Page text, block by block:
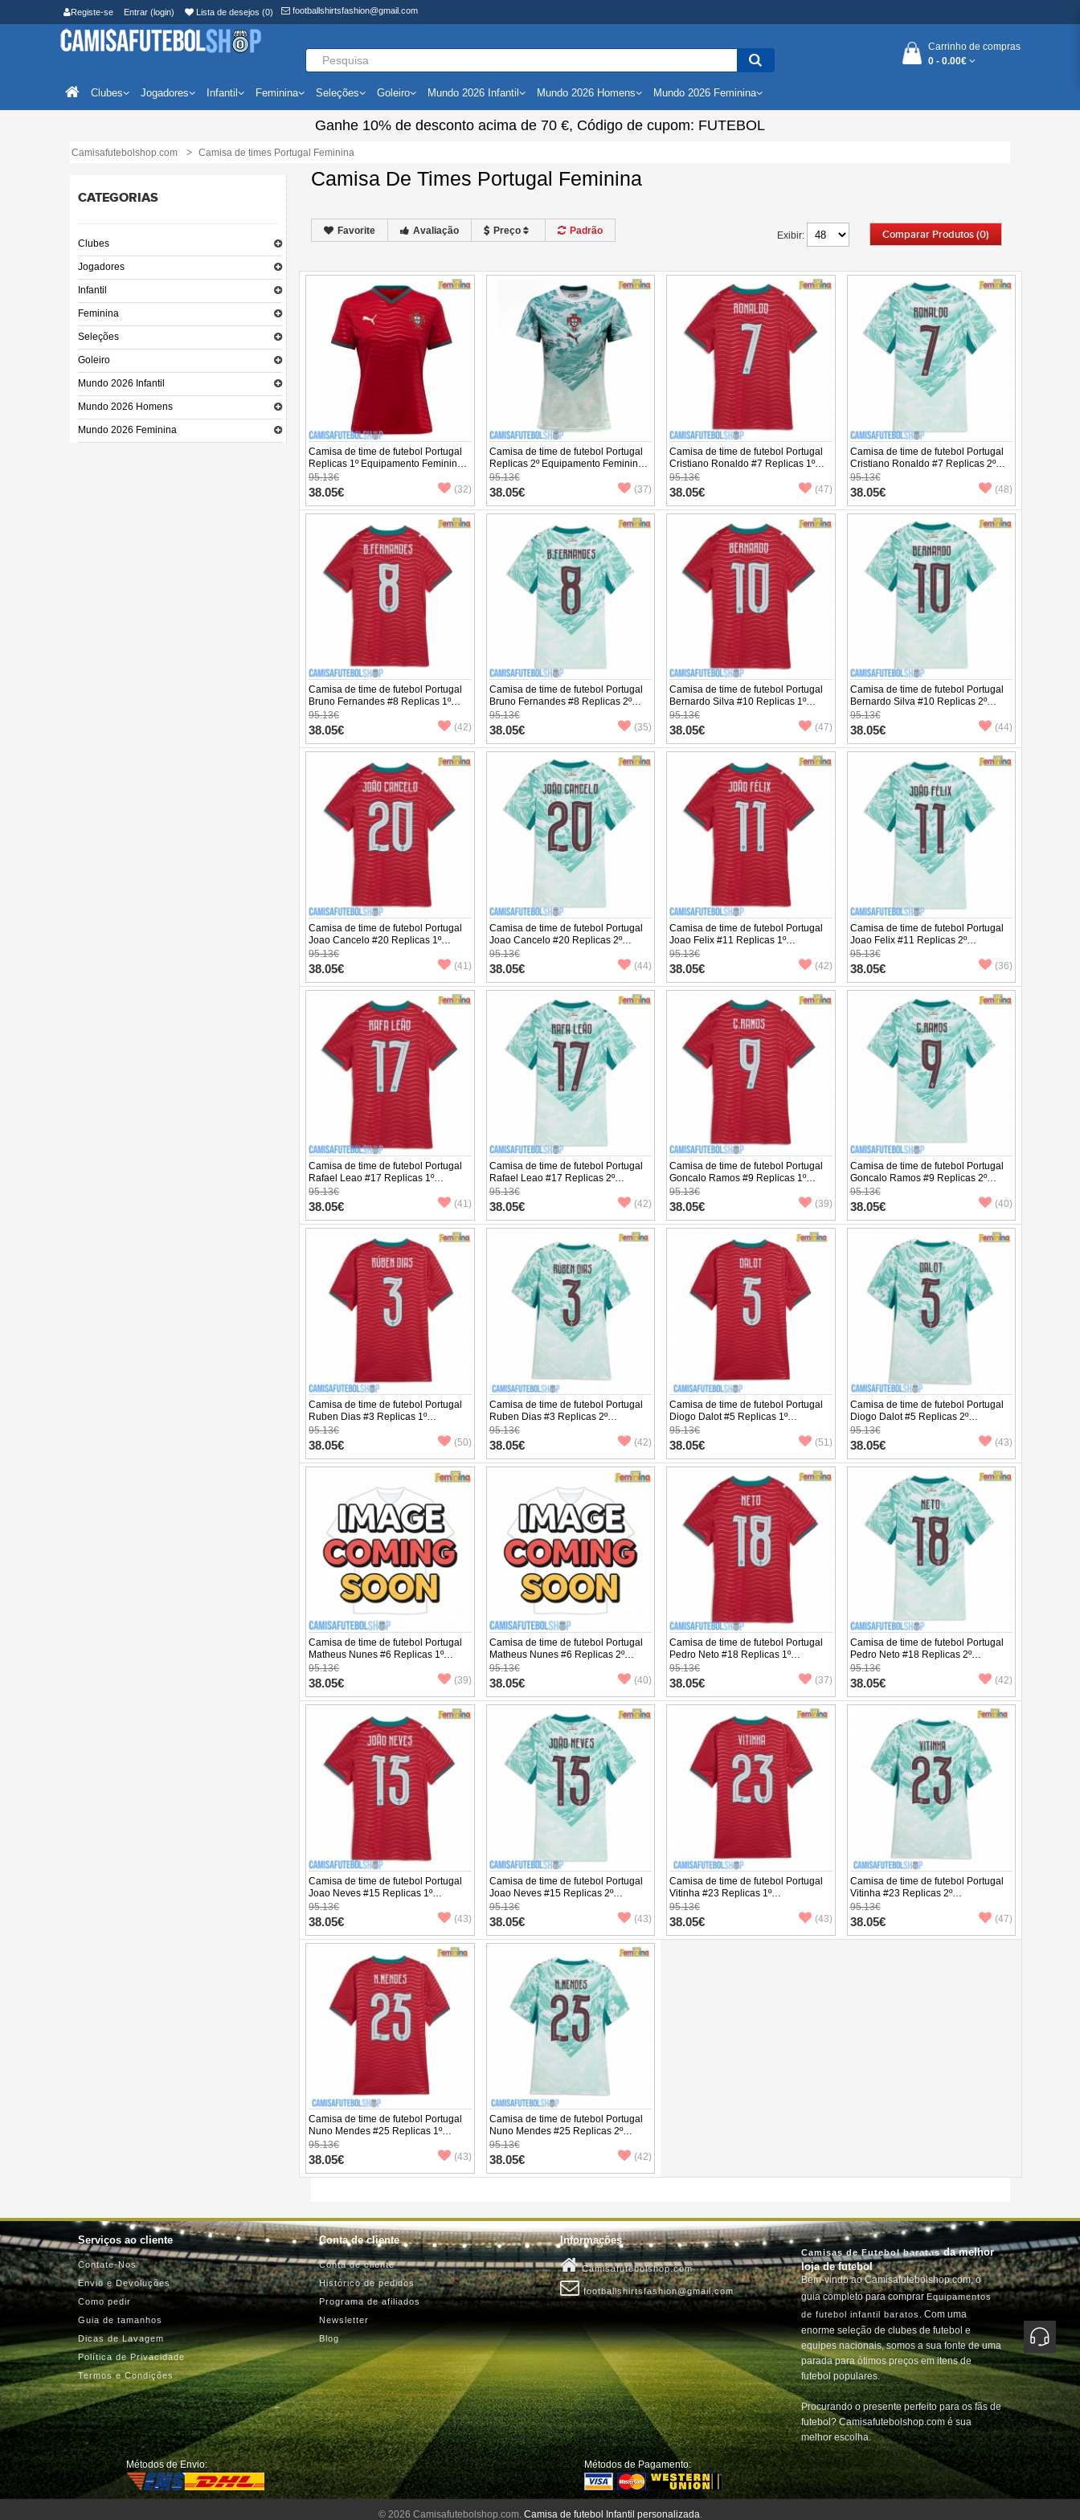
Registe-se Entrar (login) Lista de desejos (0) footballshirtsfashion@gmail.com
Carrinho de compras
0 - 0.00€
Clubes Jogadores Infantil Feminina Seleções Goleiro Mundo 2026 Infantil Mundo 2026 Homens Mundo 2026 Feminina
Ganhe 10% de desconto acima de 70 €, Código de cupom: FUTEBOL
Camisafutebolshop.com Camisa de times Portugal Feminina
CATEGORIAS
Clubes
Jogadores
Infantil
Feminina
Seleções
Goleiro
Mundo 2026 Infantil
Mundo 2026 Homens
Mundo 2026 Feminina
Camisa De Times Portugal Feminina
Comparar Produtos (0)
Exibir:
Favorite Avaliação Preço Padrão
Camisa de time de futebol Portugal
Replicas 1º Equipamento Feminina
Mundo 2026 Manga Curta
95.13€
38.05€ (32)
Camisa de time de futebol Portugal
Replicas 2º Equipamento Feminina
Mundo 2026 Manga Curta
95.13€
38.05€ (37)
Camisa de time de futebol Portugal
Cristiano Ronaldo #7 Replicas 1º
Equipamento Feminina Mundo 2026
Manga Curta
95.13€
38.05€ (47)
Camisa de time de futebol Portugal
Cristiano Ronaldo #7 Replicas 2º
Equipamento Feminina Mundo 2026
Manga Curta
95.13€
38.05€ (48)
Camisa de time de futebol Portugal
Bruno Fernandes #8 Replicas 1º
Equipamento Feminina Mundo 2026
Manga Curta
95.13€
38.05€ (42)
Camisa de time de futebol Portugal
Bruno Fernandes #8 Replicas 2º
Equipamento Feminina Mundo 2026
Manga Curta
95.13€
38.05€ (35)
Camisa de time de futebol Portugal
Bernardo Silva #10 Replicas 1º
Equipamento Feminina Mundo 2026
Manga Curta
95.13€
38.05€ (47)
Camisa de time de futebol Portugal
Bernardo Silva #10 Replicas 2º
Equipamento Feminina Mundo 2026
Manga Curta
95.13€
38.05€ (44)
Camisa de time de futebol Portugal
Joao Cancelo #20 Replicas 1º
Equipamento Feminina Mundo 2026
Manga Curta
95.13€
38.05€ (41)
Camisa de time de futebol Portugal
Joao Cancelo #20 Replicas 2º
Equipamento Feminina Mundo 2026
Manga Curta
95.13€
38.05€ (44)
Camisa de time de futebol Portugal
Joao Felix #11 Replicas 1º
Equipamento Feminina Mundo 2026
Manga Curta
95.13€
38.05€ (42)
Camisa de time de futebol Portugal
Joao Felix #11 Replicas 2º
Equipamento Feminina Mundo 2026
Manga Curta
95.13€
38.05€ (36)
Camisa de time de futebol Portugal
Rafael Leao #17 Replicas 1º
Equipamento Feminina Mundo 2026
Manga Curta
95.13€
38.05€ (41)
Camisa de time de futebol Portugal
Rafael Leao #17 Replicas 2º
Equipamento Feminina Mundo 2026
Manga Curta
95.13€
38.05€ (42)
Camisa de time de futebol Portugal
Goncalo Ramos #9 Replicas 1º
Equipamento Feminina Mundo 2026
Manga Curta
95.13€
38.05€ (39)
Camisa de time de futebol Portugal
Goncalo Ramos #9 Replicas 2º
Equipamento Feminina Mundo 2026
Manga Curta
95.13€
38.05€ (40)
Camisa de time de futebol Portugal
Ruben Dias #3 Replicas 1º
Equipamento Feminina Mundo 2026
Manga Curta
95.13€
38.05€ (50)
Camisa de time de futebol Portugal
Ruben Dias #3 Replicas 2º
Equipamento Feminina Mundo 2026
Manga Curta
95.13€
38.05€ (42)
Camisa de time de futebol Portugal
Diogo Dalot #5 Replicas 1º
Equipamento Feminina Mundo 2026
Manga Curta
95.13€
38.05€ (51)
Camisa de time de futebol Portugal
Diogo Dalot #5 Replicas 2º
Equipamento Feminina Mundo 2026
Manga Curta
95.13€
38.05€ (43)
Camisa de time de futebol Portugal
Matheus Nunes #6 Replicas 1º
Equipamento Feminina Mundo 2026
Manga Curta
95.13€
38.05€ (39)
Camisa de time de futebol Portugal
Matheus Nunes #6 Replicas 2º
Equipamento Feminina Mundo 2026
Manga Curta
95.13€
38.05€ (40)
Camisa de time de futebol Portugal
Pedro Neto #18 Replicas 1º
Equipamento Feminina Mundo 2026
Manga Curta
95.13€
38.05€ (37)
Camisa de time de futebol Portugal
Pedro Neto #18 Replicas 2º
Equipamento Feminina Mundo 2026
Manga Curta
95.13€
38.05€ (42)
Camisa de time de futebol Portugal
Joao Neves #15 Replicas 1º
Equipamento Feminina Mundo 2026
Manga Curta
95.13€
38.05€ (43)
Camisa de time de futebol Portugal
Joao Neves #15 Replicas 2º
Equipamento Feminina Mundo 2026
Manga Curta
95.13€
38.05€ (43)
Camisa de time de futebol Portugal
Vitinha #23 Replicas 1º
Equipamento Feminina Mundo 2026
Manga Curta
95.13€
38.05€ (43)
Camisa de time de futebol Portugal
Vitinha #23 Replicas 2º
Equipamento Feminina Mundo 2026
Manga Curta
95.13€
38.05€ (47)
Camisa de time de futebol Portugal
Nuno Mendes #25 Replicas 1º
Equipamento Feminina Mundo 2026
Manga Curta
95.13€
38.05€ (43)
Camisa de time de futebol Portugal
Nuno Mendes #25 Replicas 2º
Equipamento Feminina Mundo 2026
Manga Curta
95.13€
38.05€ (42)
Serviços ao cliente
Contate-Nos
Envio e Devoluções
Como pedir
Guia de tamanhos
Dicas de Lavagem
Política de Privacidade
Termos e Condições
Conta de cliente
Conta de cliente
Histórico de pedidos
Programa de afiliados
Newsletter
Blog
Informações
Camisafutebolshop.com
footballshirtsfashion@gmail.com
Camisas de Futebol baratasda melhor
loja de futebol
Bem-vindo ao Camisafutebolshop.com, o
guia completo para comprar Equipamentos
de futebol infantil baratos . Com uma
enorme seleção de clubes de futebol e
equipes nacionais, somos a sua fonte de uma
parada para ótimos preços em itens de
futebol populares.
Procurando o presente perfeito para os fãs de
futebol? Camisafutebolshop.com é sua
melhor escolha.
Métodos de Envio: Métodos de Pagamento:
© 2026 Camisafutebolshop.com. Camisa de futebol Infantil personalizada.